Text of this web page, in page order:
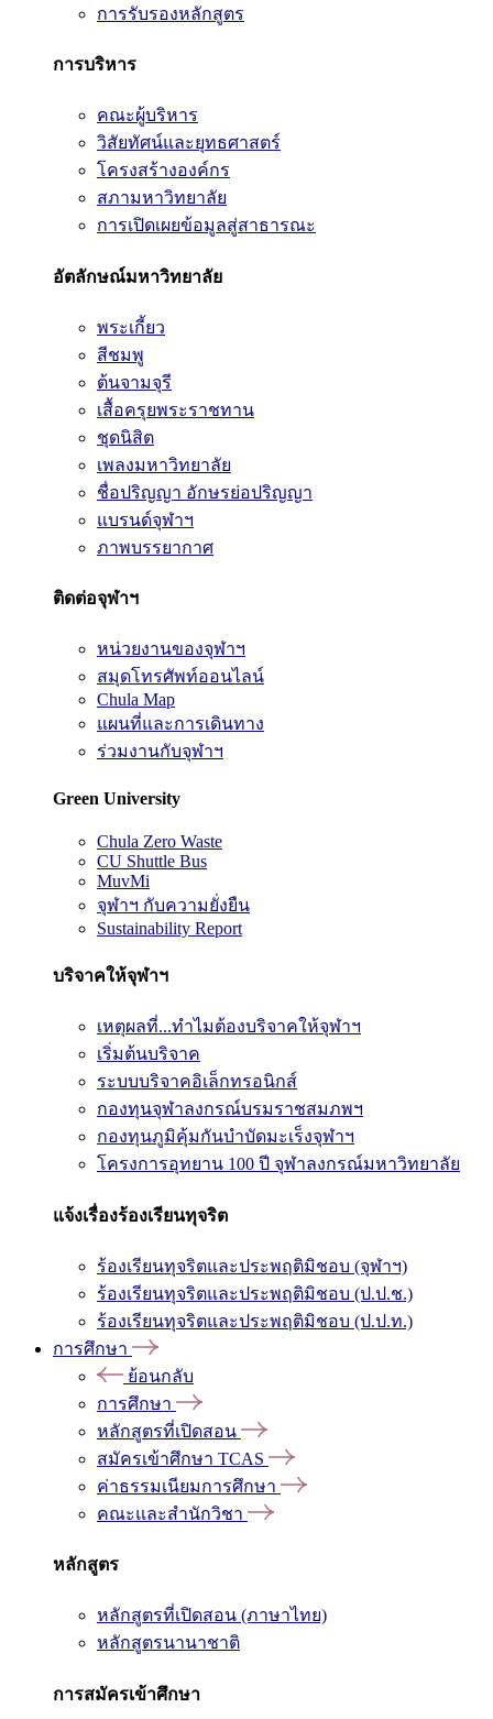
การรับรองหลักสูตร
การบริหาร
คณะผู้บริหาร
วิสัยทัศน์และยุทธศาสตร์
โครงสร้างองค์กร
สภามหาวิทยาลัย
การเปิดเผยข้อมูลสู่สาธารณะ
อัตลักษณ์มหาวิทยาลัย
พระเกี้ยว
สีชมพู
ต้นจามจุรี
เสื้อครุยพระราชทาน
ชุดนิสิต
เพลงมหาวิทยาลัย
ชื่อปริญญา อักษรย่อปริญญา
แบรนด์จุฬาฯ
ภาพบรรยากาศ
ติดต่อจุฬาฯ
หน่วยงานของจุฬาฯ
สมุดโทรศัพท์ออนไลน์
Chula Map
แผนที่และการเดินทาง
ร่วมงานกับจุฬาฯ
Green University
Chula Zero Waste
CU Shuttle Bus
MuvMi
จุฬาฯ กับความยั่งยืน
Sustainability Report
บริจาคให้จุฬาฯ
เหตุผลที่...ทำไมต้องบริจาคให้จุฬาฯ
เริ่มต้นบริจาค
ระบบบริจาคอิเล็กทรอนิกส์
กองทุนจุฬาลงกรณ์บรมราชสมภพฯ
กองทุนภูมิคุ้มกันบำบัดมะเร็งจุฬาฯ
โครงการอุทยาน 100 ปี จุฬาลงกรณ์มหาวิทยาลัย
แจ้งเรื่องร้องเรียนทุจริต
ร้องเรียนทุจริตและประพฤติมิชอบ (จุฬาฯ)
ร้องเรียนทุจริตและประพฤติมิชอบ (ป.ป.ช.)
ร้องเรียนทุจริตและประพฤติมิชอบ (ป.ป.ท.)
การศึกษา
ย้อนกลับ
การศึกษา
หลักสูตรที่เปิดสอน
สมัครเข้าศึกษา TCAS
ค่าธรรมเนียมการศึกษา
คณะและสำนักวิชา
หลักสูตร
หลักสูตรที่เปิดสอน (ภาษาไทย)
หลักสูตรนานาชาติ
การสมัครเข้าศึกษา